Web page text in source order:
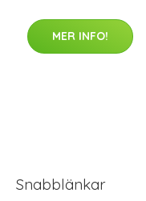
MER INFO!
Snabblänkar